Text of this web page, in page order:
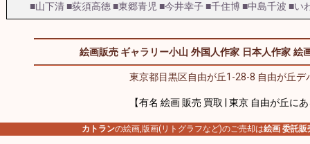
■山下清■荻須高徳■東郷青児 ■今井幸子■千住博■中島千波 ■い
絵画販売 ギャラリー小山 外国人作家 日本人作家 絵
東京都目黒区自由が丘1-28-8 自由が丘デ
【有名 絵画 販売 買取 | 東京 自由が丘に
カトランの絵画,版画(リトグラフなど)のご売却は絵画 委託販